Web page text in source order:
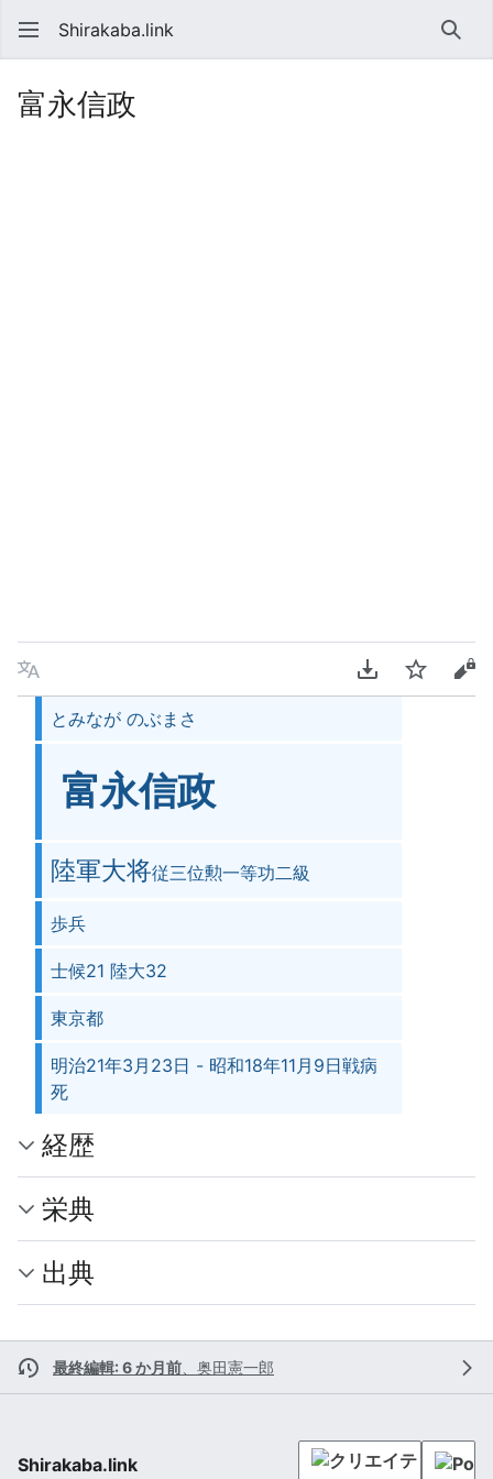
Shirakaba.link 検索
富永信政
言語 PDFをダウンロ
ウォッチソ
とみなが のぶまさ
富永信政
陸軍大将従三位勲一等功二級
歩兵
士候21 陸大32
東京都
明治21年3月23日 - 昭和18年11月9日戦病
死
経歴
栄典
出典
最終編輯: 6 か月前 奥田憲一郎
Shirakaba.link